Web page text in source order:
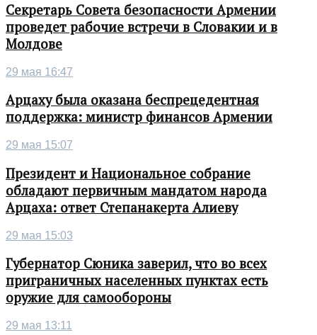
Секретарь Совета безопасности Армении
проведет рабочие встречи в Словакии и в
Молдове
29 мая 16:47
Арцаху была оказана беспрецедентная
поддержка: министр финансов Армении
29 мая 15:07
Президент и Национальное собрание
обладают первичным мандатом народа
Арцаха: ответ Степанакерта Алиеву
29 мая 15:03
Губернатор Сюника заверил, что во всех
приграничных населенных пунктах есть
оружие для самообороны
29 мая 13:11